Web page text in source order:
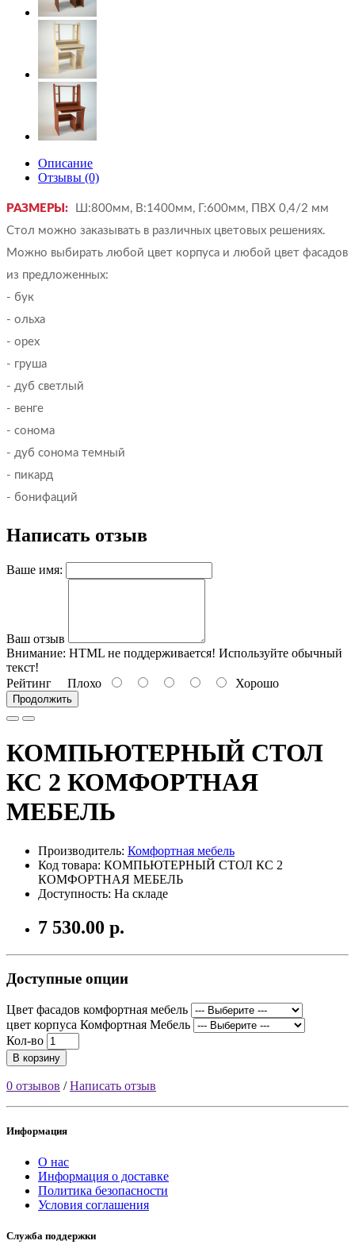
Описание
Отзывы (0)
РАЗМЕРЫ:
Ш:800мм, В:1400мм, Г:600мм, ПВХ 0,4/2 мм
Стол можно заказывать в различных цветовых решениях.
Можно выбирать любой цвет корпуса и любой цвет фасадов
из предложенных:
- бук
- ольха
- орех
- груша
- дуб светлый
- венге
- сонома
- дуб сонома темный
- пикард
- бонифаций
Написать отзыв
Ваше имя:
Ваш отзыв
Внимание: HTML не поддерживается! Используйте обычный
текст!
Рейтинг Плохо Хорошо
Продолжить
КОМПЬЮТЕРНЫЙ СТОЛ
КС 2 КОМФОРТНАЯ
МЕБЕЛЬ
Производитель: Комфортная мебель
Код товара: КОМПЬЮТЕРНЫЙ СТОЛ КС 2
КОМФОРТНАЯ МЕБЕЛЬ
Доступность: На складе
7 530.00 р.
Доступные опции
Цвет фасадов комфортная мебель
цвет корпуса Комфортная Мебель
Кол-во
В корзину
0 отзывов /Написать отзыв
Информация
О нас
Информация о доставке
Политика безопасности
Условия соглашения
Служба поддержки